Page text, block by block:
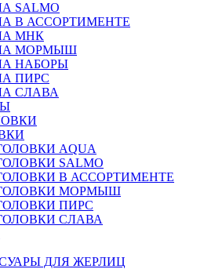
SALMO
В АССОРТИМЕНТЕ
МНК
МОРМЫШ
НАБОРЫ
ПИРС
СЛАВА
AQUA
SALMO
В АССОРТИМЕНТЕ
МОРМЫШ
ПИРС
СЛАВА
ДЛЯ ЖЕРЛИЦ